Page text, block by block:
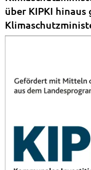
über KIPKI hinaus